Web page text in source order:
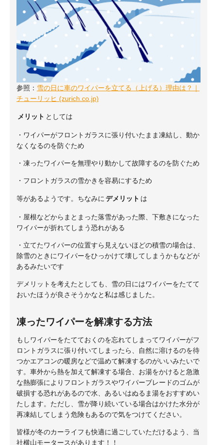
参照： 雪の日に車のワイパーを立てる（上げる）理由は？｜
チューリッヒ (zurich.co.jp)
メリット としては
・ワイパーがフロントガラスに張り付いたまま凍結し、動か
なくなるのを防ぐため
・凍ったワイパーを無理やり動かして故障するのを防ぐため
・フロントガラスの雪かきを容易にするため
等があるようです。ちなみにデメリット は
・屋根などからまとまった落雪があった際、下敷きになった
ワイパーが折れてしまう恐れがある
・立てたワイパーの位置すら見えないほどの積雪の場合は、
除雪のときにワイパーをひっかけて壊してしまうかもなどが
あるみたいです
デメリットを考えたとしても、雪の日にはワイパーをたてて
おいたほうが良さそうかなと私は感じました。
凍ったワイパーを解凍する方法
もしワイパーをたてておくのを忘れてしまってワイパーがフ
ロントガラスに張り付いてしまったら、自然に溶けるのを待
つかエアコンの暖房などで温めて解凍するのがいいみたいで
す。車外から熱を加えて解凍する場合、お湯をかけると急激
な熱膨張によりフロントガラスやワイパーブレードのゴムが
破損する恐れがあるので水、あるいはぬるま湯をおすすめい
たします。ただし、雪が降り続いている場合はかけた水分が
再凍結してしまう危険もあるので気をつけてください。
皆様が冬のカーライフも快適に過ごしていただけるよう、当
社横山モータースがあります！！